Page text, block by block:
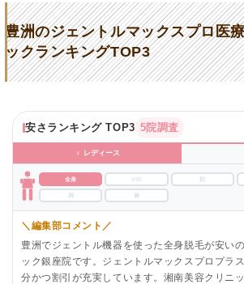
豊洲のジェントルマックスプロ医
ックランキングTOP3
安さランキング TOP3 5院調査
♀ レディース
全身 VIO
脚
＼編集部コメント／
豊洲でジェントル機器を使った全身脱毛が安い
ック銀座院です。ジェントルマックスプロプラ
分かつ割引が充実しています。湘南美容クリニ